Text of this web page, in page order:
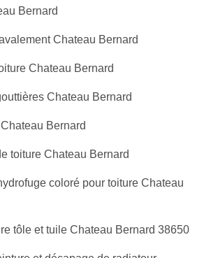
Bernard
Chateau Bernard
Chateau Bernard
Chateau Bernard
Bernard
toiture Chateau Bernard
coloré pour toiture Chateau
tôle et tuile Chateau Bernard 38650